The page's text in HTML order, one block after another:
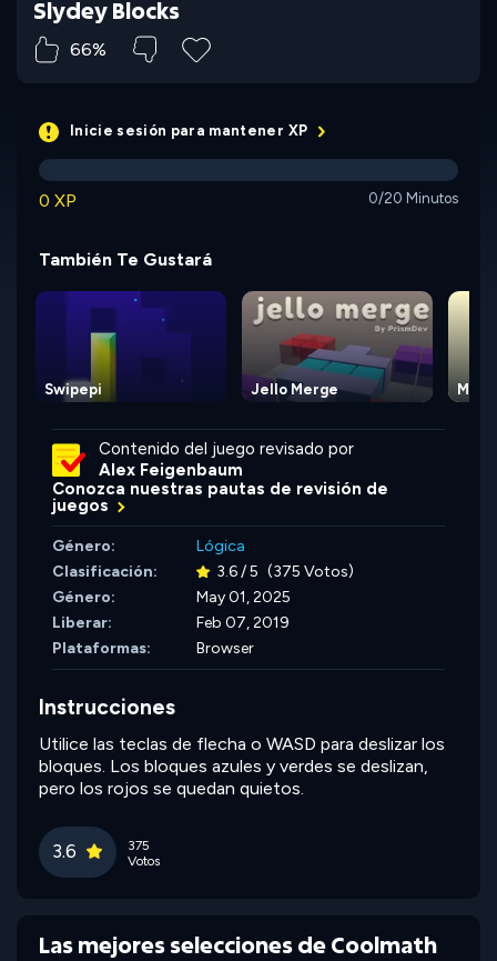
Slydey Blocks
66%
Inicie sesión para mantener XP
0 XP 0/20 Minutos
También Te Gustará
Swipepi Jello Merge
Contenido del juego revisado por
Alex Feigenbaum
Conozca nuestras pautas de revisión de
juegos
Género:
Lógica
Clasificación:
3.6 / 5 (375 Votos)
Género:
May 01, 2025
Liberar:
Feb 07, 2019
Plataformas:
Browser
Instrucciones
Utilice las teclas de flecha o WASD para deslizar los
bloques. Los bloques azules y verdes se deslizan,
pero los rojos se quedan quietos.
3.6
375
Votos
Las mejores selecciones de Coolmath